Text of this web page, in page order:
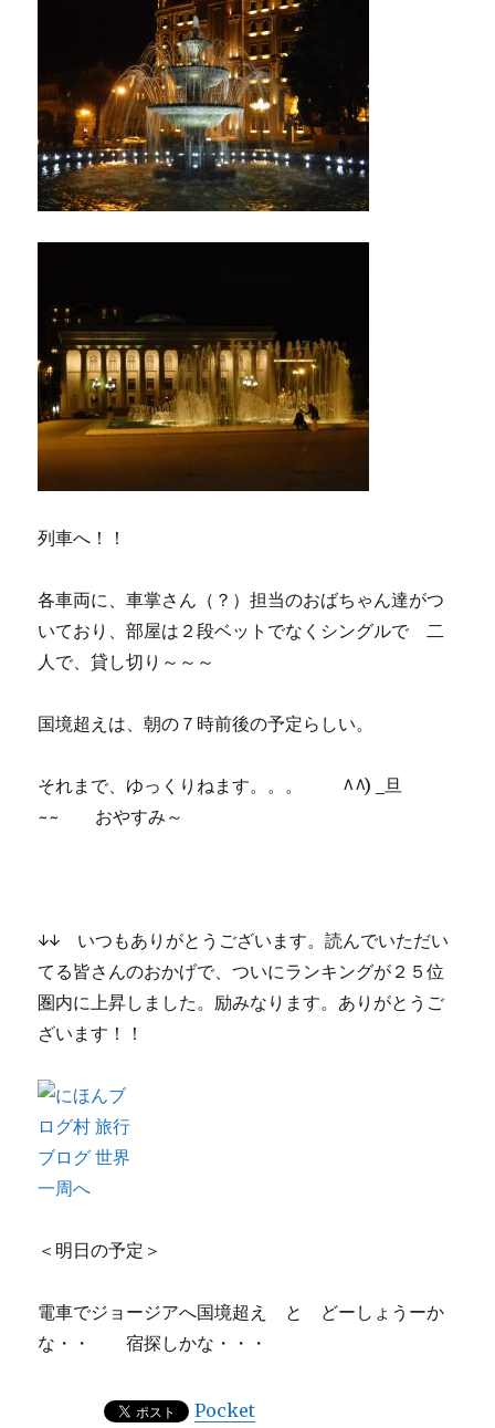
列車へ！！
各車両に、車掌さん（？）担当のおばちゃん達がつ
いており、部屋は２段ベットでなくシングルで 二
人で、貸し切り～～～
国境超えは、朝の７時前後の予定らしい。
それまで、ゆっくりねます。。。 ^^) _旦
~~ おやすみ～
↓↓ いつもありがとうございます。読んでいただい
てる皆さんのおかげで、ついにランキングが２５位
圏内に上昇しました。励みなります。ありがとうご
ざいます！！
＜明日の予定＞
電車でジョージアへ国境超え と どーしょうーか
な・・ 宿探しかな・・・
Pocket